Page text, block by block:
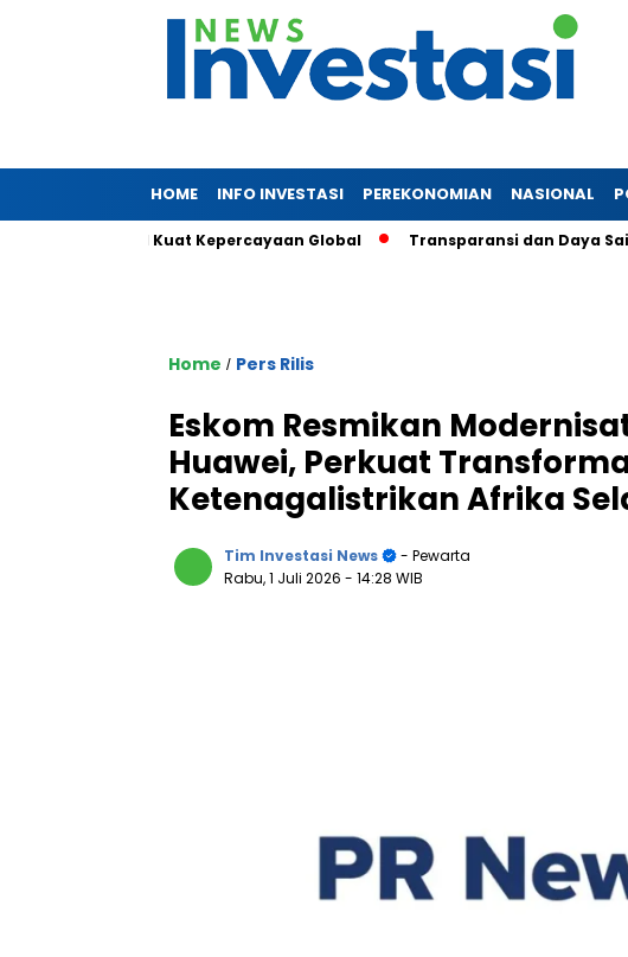
HOME INFO INVESTASI PEREKONOMIAN NASIONAL
Sinyal Kuat Kepercayaan Global Transparansi dan Daya Saing:
Home / Pers Rilis
Eskom Resmikan
Huawei, Perkuat
Ketenagalistrikan Afrika
Tim Investasi News
- Pewarta
Rabu, 1 Juli 2026 - 14:28 WIB